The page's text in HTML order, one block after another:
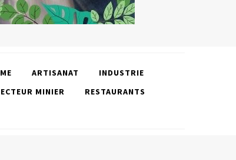
ARTISANAT
INDUSTRIE
MINIER
RESTAURANTS